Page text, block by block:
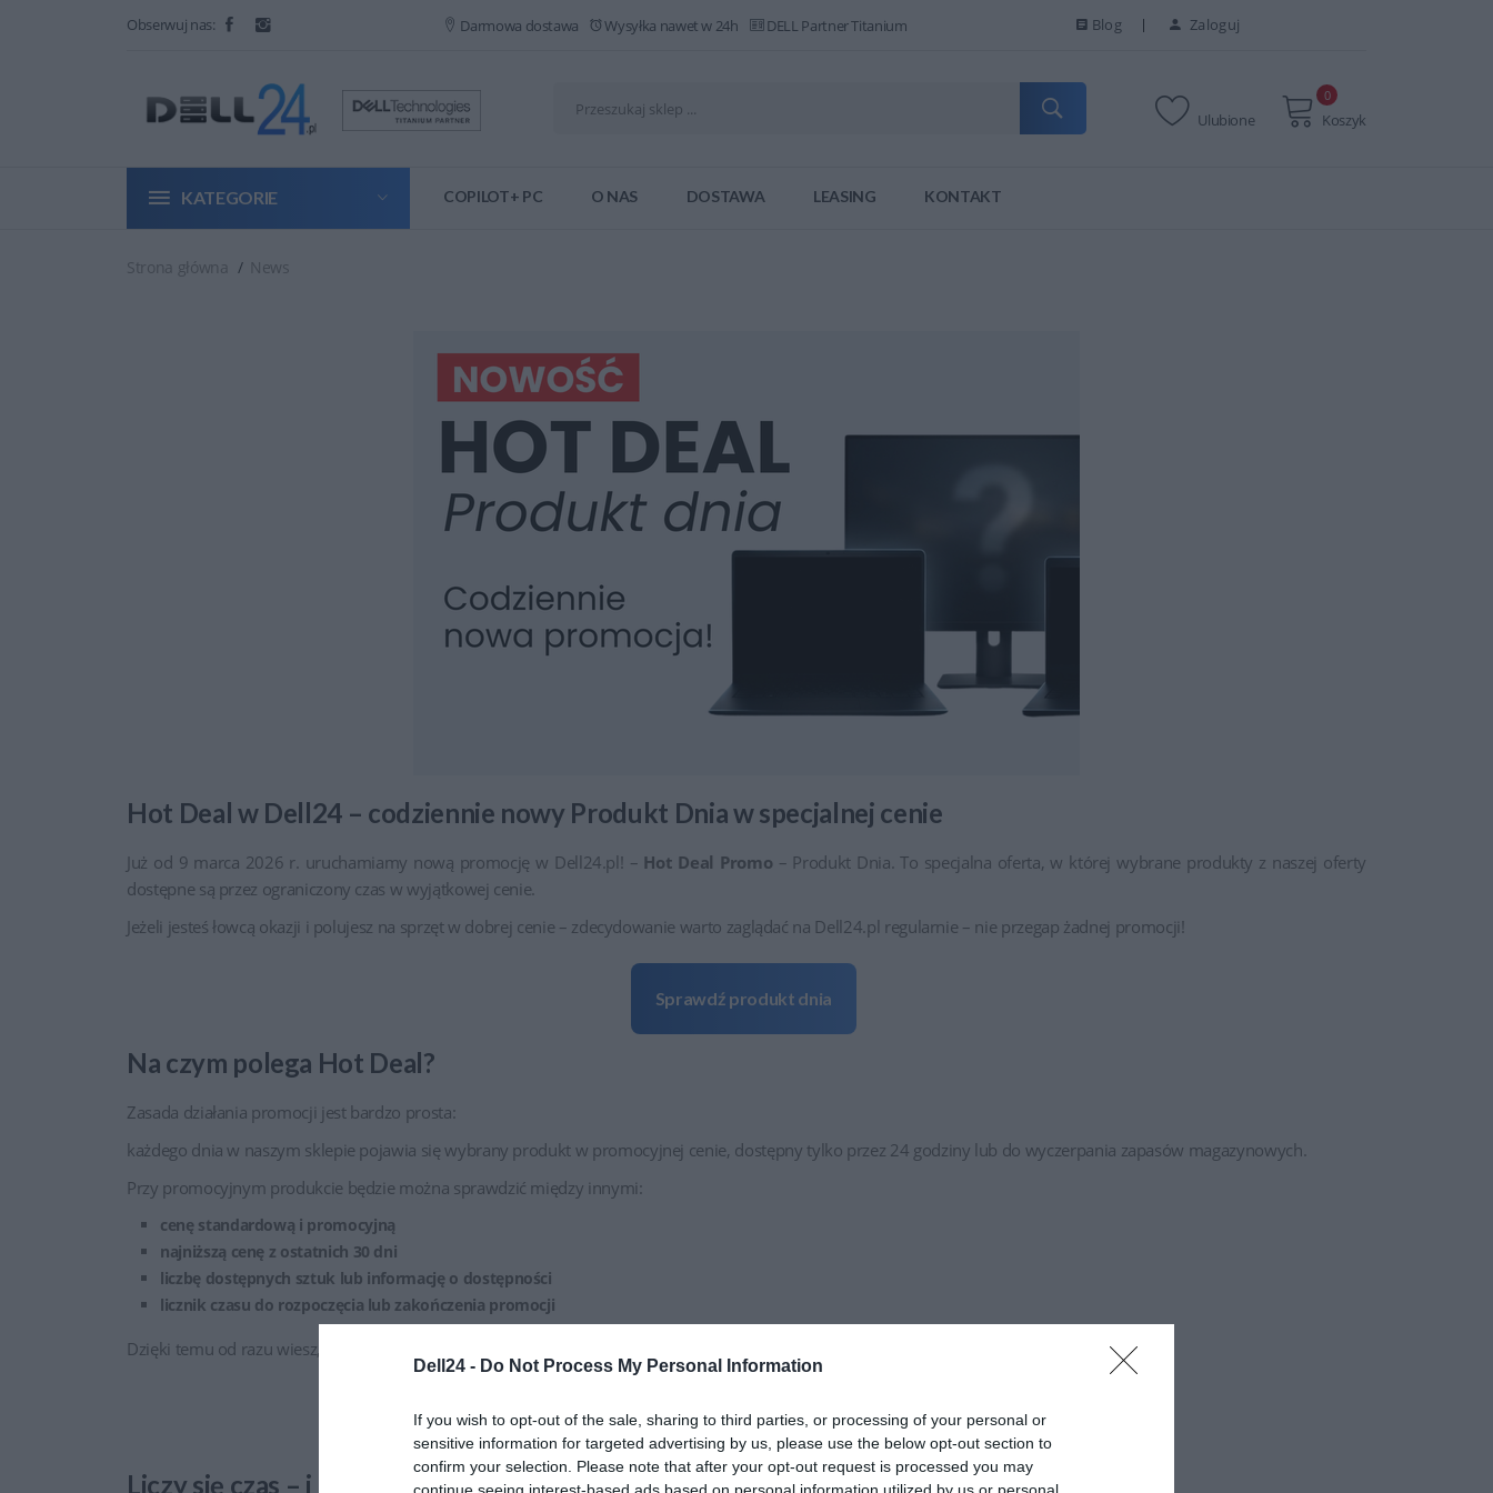
Dell24 - Do Not Process My Personal Information
If you wish to opt-out of the sale, sharing to third parties, or processing of your personal or
sensitive information for targeted advertising by us, please use the below opt-out section to
confirm your selection. Please note that after your opt-out request is processed you may
continue seeing interest-based ads based on personal information utilized by us or personal
Obserwuj nas: Darmowa dostawa Wysyłka nawet w 24h DELL Partner Titanium Blog Zaloguj
Ulubione Koszyk
0
KATEGORIE COPILOT+ PC O NAS DOSTAWA LEASING KONTAKT
Strona główna News
Hot Deal w Dell24 – codziennie nowy Produkt Dnia w specjalnej cenie
Już od 9 marca 2026 r. uruchamiamy nową promocję w Dell24.pl! – Hot Deal Promo – Produkt Dnia. To specjalna oferta, w której wybrane produkty z naszej oferty
dostępne są przez ograniczony czas w wyjątkowej cenie.
Jeżeli jesteś łowcą okazji i polujesz na sprzęt w dobrej cenie – zdecydowanie warto zaglądać na Dell24.pl regularnie – nie przegap żadnej promocji!
Sprawdź produkt dnia
Na czym polega Hot Deal?
Zasada działania promocji jest bardzo prosta:
każdego dnia w naszym sklepie pojawia się wybrany produkt w promocyjnej cenie, dostępny tylko przez 24 godziny lub do wyczerpania zapasów magazynowych.
Przy promocyjnym produkcie będzie można sprawdzić między innymi:
cenę standardową i promocyjną
najniższą cenę z ostatnich 30 dni
liczbę dostępnych sztuk lub informację o dostępności
licznik czasu do rozpoczęcia lub zakończenia promocji
Dzięki temu od razu wiesz, ile czasu zostało na skorzystanie z oferty, a także ile jesteś w stanie oszczędzić korzystając z Hot Deal Promo!
Regulamin promocji
Liczy się czas – i refleks